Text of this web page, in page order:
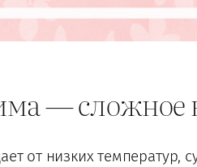
— сложное
от низких температур,